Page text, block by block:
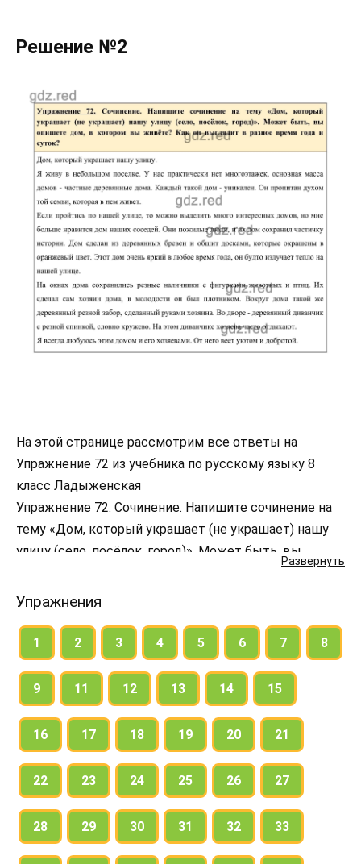
Решение №2
Развернуть
На этой странице рассмотрим все ответы на
Упражнение 72 из учебника по русскому языку 8
класс Ладыженская
Упражнение 72. Сочинение. Напишите сочинение на
тему «Дом, который украшает (не украшает) нашу
улицу (село, посёлок, город)». Может быть, вы
выглядит в разное время года и суток?
Упражнения
1 2 3 4 5 6 7 8
9 11 12 13 14 15
16 17 18 19 20 21
22 23 24 25 26 27
28 29 30 31 32 33